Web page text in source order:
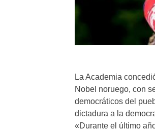
La Academia
Nobel noruego, con
democráticos del
dictadura a la
«Durante el último